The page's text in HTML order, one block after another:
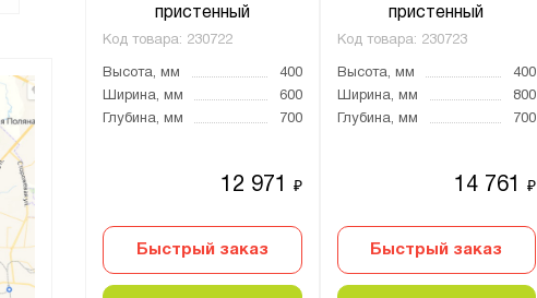
пристенный
Код товара: 230722
Высота, мм
400
Ширина, мм
600
Глубина, мм
700
12 971 ₽
Быстрый заказ
пристенный
Код товара: 230723
Высота, мм
400
Ширина, мм
800
Глубина, мм
700
14 761₽
Быстрый заказ